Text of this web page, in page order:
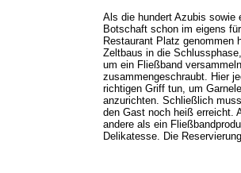
Als die hundert Azubis sowie
Botschaft schon im eigens
Restaurant Platz genommen
Zeltbaus in die
um ein Fließband
zusammengeschraubt. Hier
richtigen Griff tun, um
anzurichten. Schließlich
den Gast noch heiß erreicht.
andere als ein
Delikatesse. Die